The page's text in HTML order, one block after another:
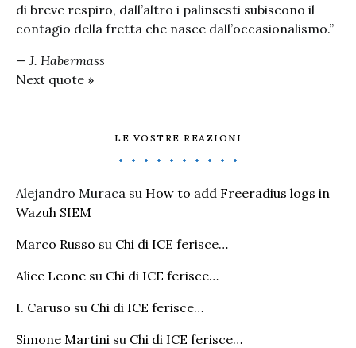
di breve respiro, dall’altro i palinsesti subiscono il
contagio della fretta che nasce dall’occasionalismo.”
— J. Habermass
Next quote »
LE VOSTRE REAZIONI
Alejandro Muraca su How to add Freeradius logs in
Wazuh SIEM
Marco Russo su Chi di ICE ferisce…
Alice Leone su Chi di ICE ferisce…
I. Caruso su Chi di ICE ferisce…
Simone Martini su Chi di ICE ferisce…